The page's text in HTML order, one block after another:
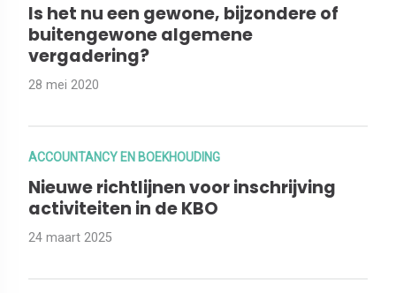
Is het nu een gewone, bijzondere of
buitengewone algemene
vergadering?
28 mei 2020
ACCOUNTANCY EN BOEKHOUDING
Nieuwe richtlijnen voor inschrijving
activiteiten in de KBO
24 maart 2025